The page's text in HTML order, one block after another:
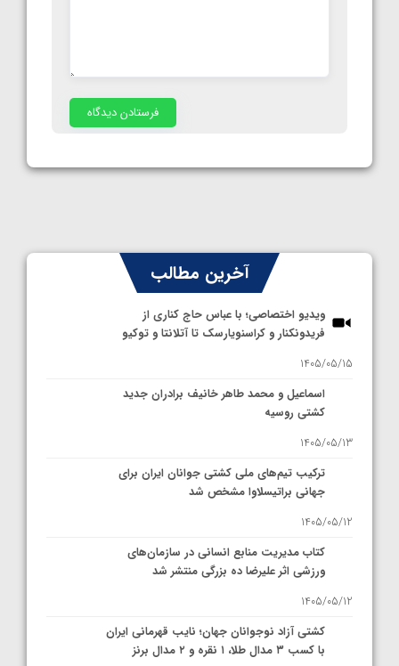
آخرین مطالب
ویدیو اختصاصی؛ با عباس حاج کناری از
فریدونکنار و کراسنویارسک تا آتلانتا و توکیو
1405/05/15
اسماعیل و محمد طاهر خانیف برادران جدید
کشتی روسیه
1405/05/13
ترکیب تیم‌های ملی کشتی جوانان ایران برای
جهانی براتیسلاوا مشخص شد
1405/05/12
کتاب مدیریت منابع انسانی در سازمان‌های
ورزشی اثر علیرضا ده بزرگی منتشر شد
1405/05/12
کشتی آزاد نوجوانان جهان؛ نایب قهرمانی ایران
با کسب ۳ مدال طلا، ۱ نقره و ۲ مدال برنز